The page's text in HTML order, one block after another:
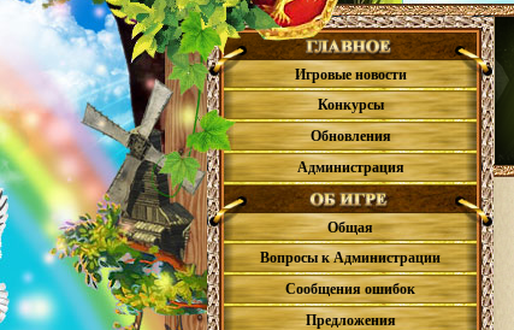
Игровые новости
Конкурсы
Обновления
Администрация
Общая
Вопросы к Администрации
Сообщения ошибок
Предложения